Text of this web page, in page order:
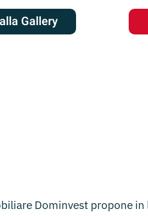
Gallery
Dominvest propone